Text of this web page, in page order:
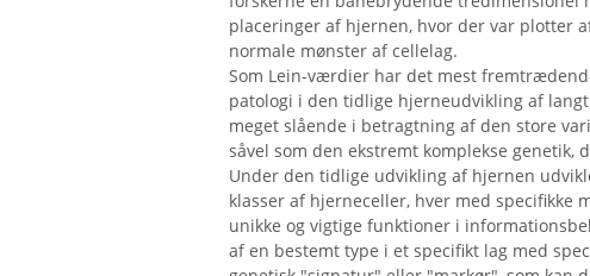
placeringer af hjernen, hvor der var plotter
normale mønster af cellelag.
Som Lein-værdier har det mest
patologi i den tidlige hjerneudvikling af
meget slående i betragtning af den store
såvel som den ekstremt komplekse
Under den tidlige udvikling af hjernen
klasser af hjerneceller, hver med
unikke og vigtige funktioner i
af ​​en bestemt type i et specifikt lag med